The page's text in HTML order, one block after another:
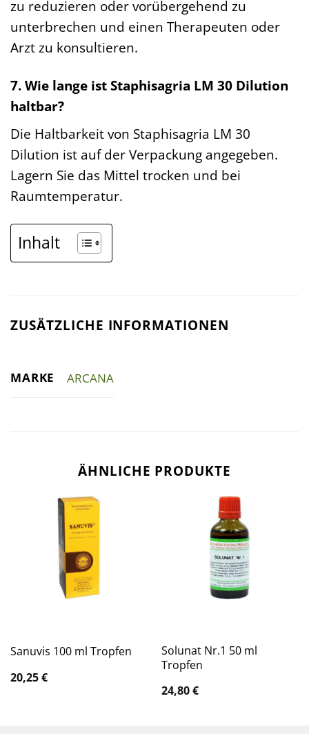
zu reduzieren oder vorübergehend zu
unterbrechen und einen Therapeuten oder
Arzt zu konsultieren.
7. Wie lange ist Staphisagria LM 30 Dilution
haltbar?
Die Haltbarkeit von Staphisagria LM 30
Dilution ist auf der Verpackung angegeben.
Lagern Sie das Mittel trocken und bei
Raumtemperatur.
Inhalt
ZUSÄTZLICHE INFORMATIONEN
MARKE ARCANA
ÄHNLICHE PRODUKTE
Sanuvis 100 ml Tropfen
20,25€
Solunat Nr.1 50 ml
Tropfen
24,80€